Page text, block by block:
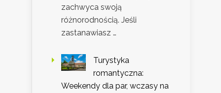
zachwyca swoją
różnorodnością. Jeśli
zastanawiasz …
Turystyka
romantyczna:
Weekendy dla par, wczasy na